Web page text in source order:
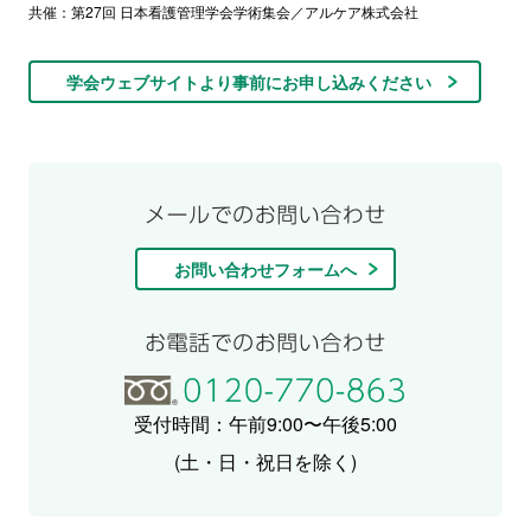
共催：第27回 日本看護管理学会学術集会／アルケア株式会社
学会ウェブサイトより事前にお申し込みください
お問い合わせフォームへ
受付時間：午前9:00〜午後5:00
(土・日・祝日を除く)